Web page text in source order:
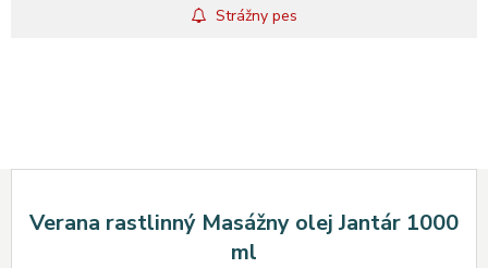
Strážny pes
Verana rastlinný Masážny olej Jantár 1000
ml